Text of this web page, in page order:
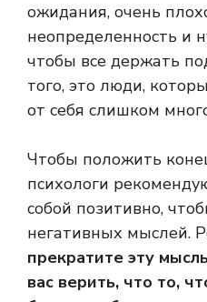
ожидания, очень
неопределенность и
чтобы все держать
того, это люди,
от себя слишком
Чтобы положить
психологи
собой позитивно,
негативных мыслей.
прекратите эту
вас верить, что то,